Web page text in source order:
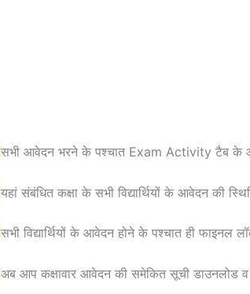
सभी आवेदन भरने के पश्चात Exam Activity टैब के
यहां संबंधित कक्षा के सभी विद्यार्थियों के आवेदन की
सभी विद्यार्थियों के आवेदन होने के पश्चात ही फाइनल
अब आप कक्षावार आवेदन की समेकित सूची डाउनलोड व